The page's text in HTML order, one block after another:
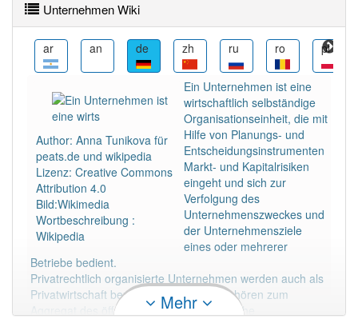
88% unserer Spielapp-Nutzer haben den Artikel
Unternehmen Wiki
ar an de zh ru ro pl
Author: Anna Tunikova für
peats.de und wikipedia
Lizenz: Creative Commons
Attribution 4.0
Bild:Wikimedia
Wortbeschreibung :
Wikipedia
Ein Unternehmen ist eine
wirtschaftlich selbständige
Organisationseinheit, die mit
Hilfe von Planungs- und
Entscheidungsinstrumenten
Markt- und Kapitalrisiken
eingeht und sich zur
Verfolgung des
Unternehmenszweckes und
der Unternehmensziele
eines oder mehrerer
Betriebe bedient.
Privatrechtlich organisierte Unternehmen werden auch als
Privatwirtschaft bezeichnet. Dagegen gehören zum
Aggregat des öffentlichen Sektors öffentliche
Mehr